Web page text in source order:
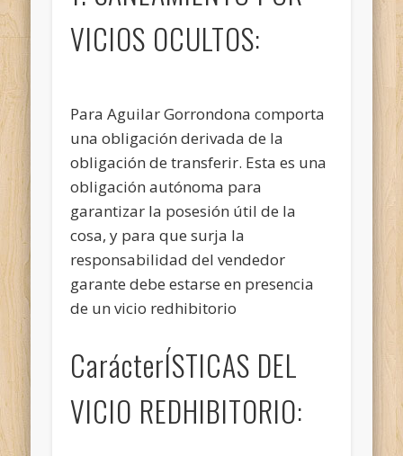
VICIOS OCULTOS:
Para Aguilar Gorrondona comporta
una obligación derivada de la
obligación de transferir. Esta es una
obligación autónoma para
garantizar la posesión útil de la
cosa, y para que surja la
responsabilidad del vendedor
garante debe estarse en presencia
de un vicio redhibitorio
CarácterÍSTICAS DEL
VICIO REDHIBITORIO: